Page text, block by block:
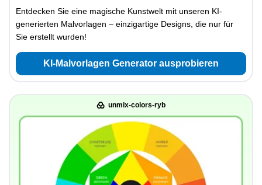
Entdecken Sie eine magische Kunstwelt mit unseren KI-
generierten Malvorlagen – einzigartige Designs, die nur für
Sie erstellt wurden!
KI-Malvorlagen Generator ausprobieren
unmix-colors-ryb